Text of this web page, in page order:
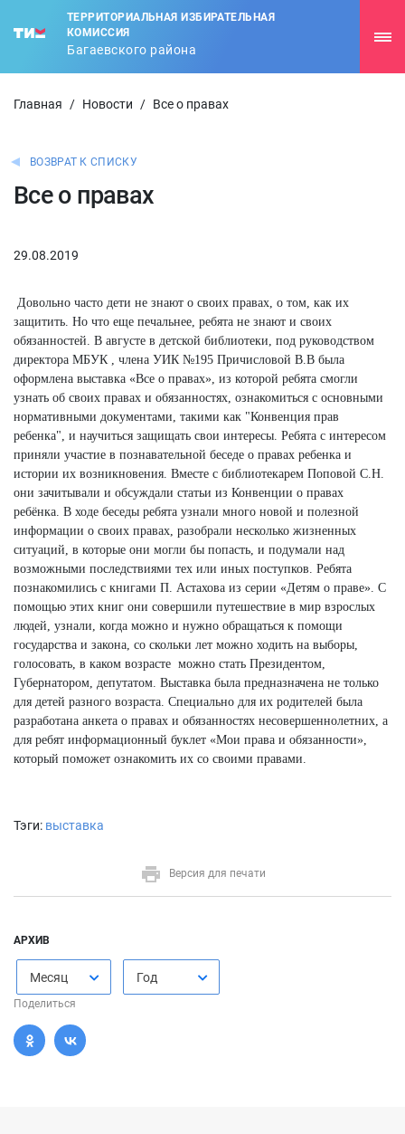
ТЕРРИТОРИАЛЬНАЯ ИЗБИРАТЕЛЬНАЯ
КОМИССИЯ
Багаевского района
Главная / Новости / Все о правах
ВОЗВРАТ К СПИСКУ
Все о правах
29.08.2019
Довольно часто дети не знают о своих правах, о том, как их
защитить. Но что еще печальнее, ребята не знают и своих
обязанностей. В августе в детской библиотеки, под руководством
директора МБУК , члена УИК №195 Причисловой В.В была
оформлена выставка «Все о правах», из которой ребята смогли
узнать об своих правах и обязанностях, ознакомиться с основными
нормативными документами, такими как "Конвенция прав
ребенка", и научиться защищать свои интересы. Ребята с интересом
приняли участие в познавательной беседе о правах ребенка и
истории их возникновения. Вместе с библиотекарем Поповой С.Н.
они зачитывали и обсуждали статьи из Конвенции о правах
ребёнка. В ходе беседы ребята узнали много новой и полезной
информации о своих правах, разобрали несколько жизненных
ситуаций, в которые они могли бы попасть, и подумали над
возможными последствиями тех или иных поступков. Ребята
познакомились с книгами П. Астахова из серии «Детям о праве». С
помощью этих книг они совершили путешествие в мир взрослых
людей, узнали, когда можно и нужно обращаться к помощи
государства и закона, со скольки лет можно ходить на выборы,
голосовать, в каком возрасте можно стать Президентом,
Губернатором, депутатом. Выставка была предназначена не только
для детей разного возраста. Специально для их родителей была
разработана анкета о правах и обязанностях несовершеннолетних, а
для ребят информационный буклет «Мои права и обязанности»,
который поможет ознакомить их со своими правами.
Тэги: выставка
Версия для печати
АРХИВ
Месяц Год
Поделиться